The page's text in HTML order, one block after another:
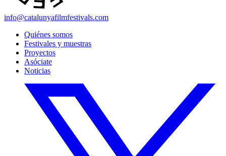
info@catalunyafilmfestivals.com
Quiénes somos
Festivales y muestras
Proyectos
Asóciate
Noticias